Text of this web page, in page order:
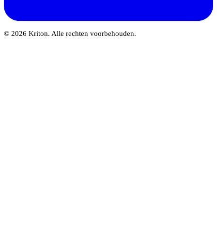
© 2026 Kriton. Alle rechten voorbehouden.